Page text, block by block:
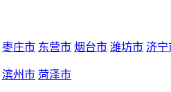
枣庄市 东营市 烟台市 潍坊市 济宁
滨州市 菏泽市